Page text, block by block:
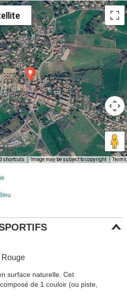
shortcuts Image may be subject to copyright Terms
Rouge
surface naturelle. Cet
de 1 couloir (ou piste,